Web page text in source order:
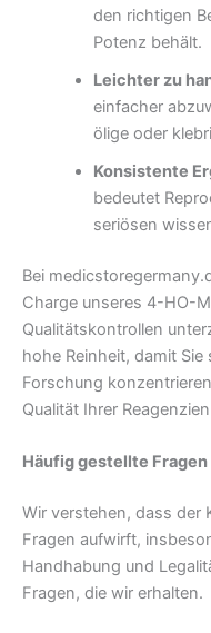
den richtigen
Potenz behält.
Leichter zu
einfacher
ölige oder
Konsistente
bedeutet
seriösen
Bei
Charge unseres 4-HO-
Qualitätskontrollen
hohe Reinheit, damit
Forschung
Qualität Ihrer
Häufig gestellte Fragen
Wir verstehen, dass der
Fragen aufwirft,
Handhabung und
Fragen, die wir erhalten.